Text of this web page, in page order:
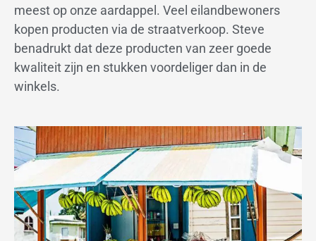
meest op onze aardappel. Veel eilandbewoners
kopen producten via de straatverkoop. Steve
benadrukt dat deze producten van zeer goede
kwaliteit zijn en stukken voordeliger dan in de
winkels.